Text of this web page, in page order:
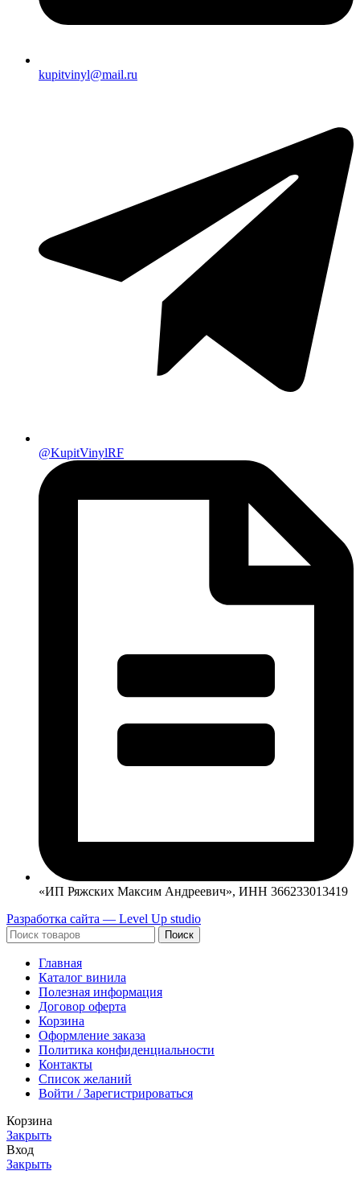
kupitvinyl@mail.ru
@KupitVinylRF
«ИП Ряжских Максим Андреевич», ИНН 366233013419
Разработка сайта — Level Up studio
Поиск
Главная
Каталог винила
Полезная информация
Договор оферта
Корзина
Оформление заказа
Политика конфиденциальности
Контакты
Список желаний
Войти / Зарегистрироваться
Корзина
Закрыть
Вход
Закрыть